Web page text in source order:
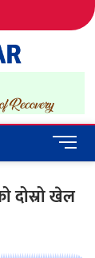
IN NEPAL
M
e
u
दोस्रो खेल